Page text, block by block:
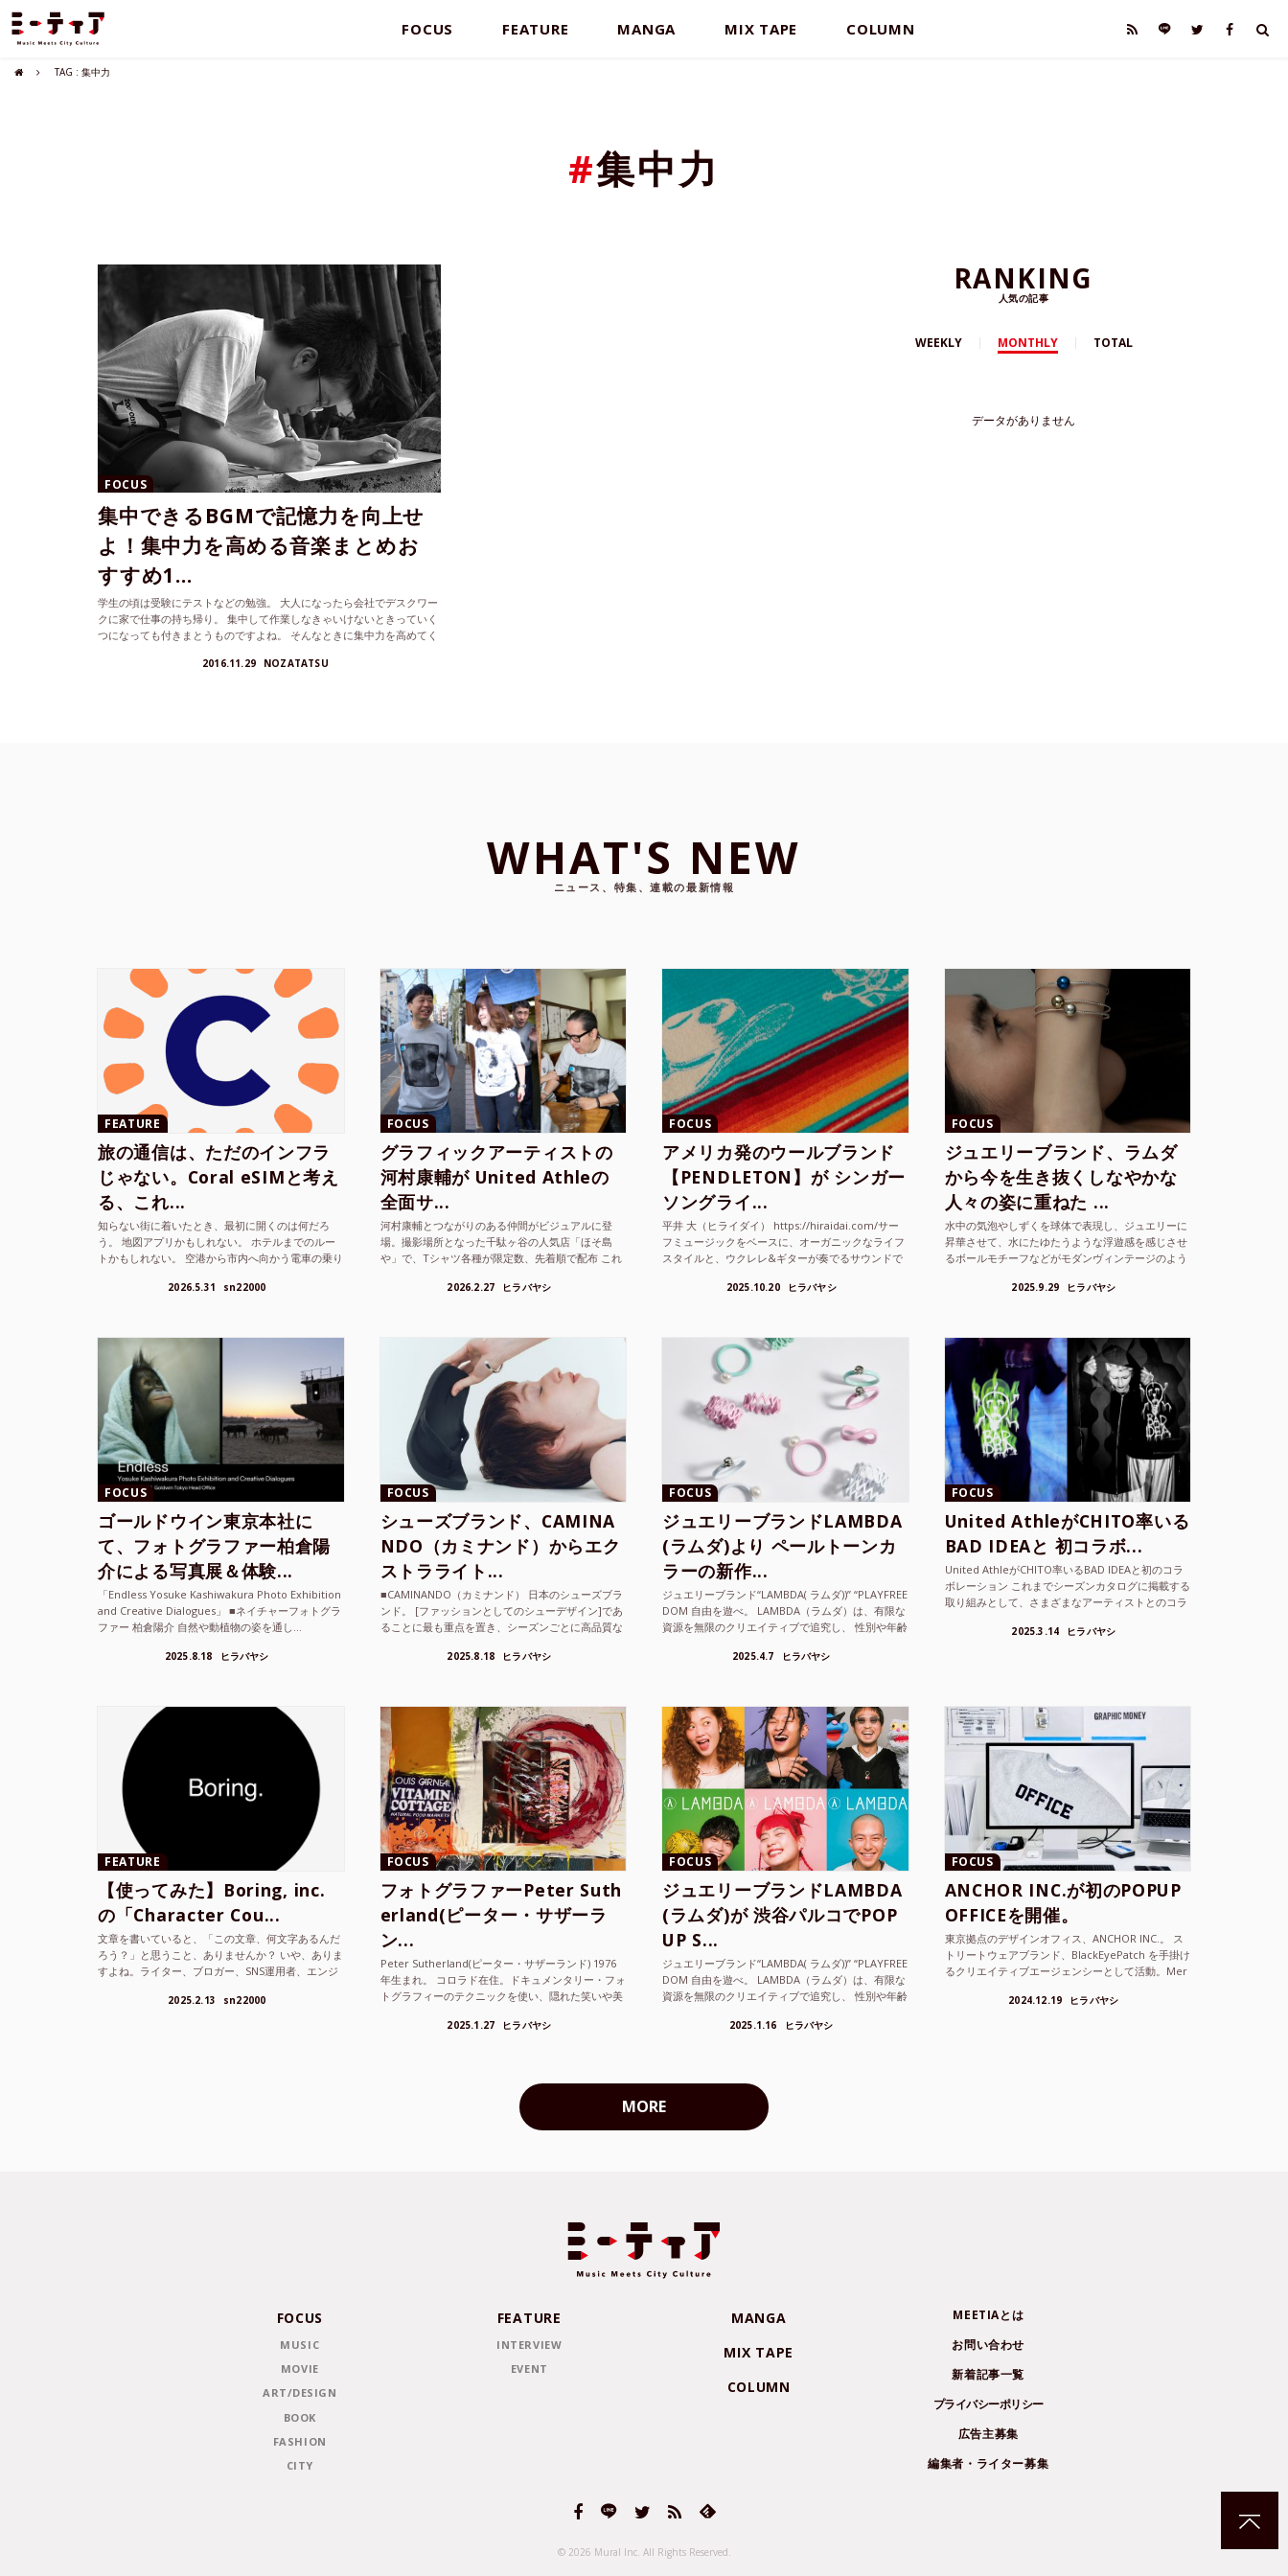
FOCUS FEATURE MANGA MIX TAPE COLUMN
TAG : 集中力
#集中力
FOCUS
集中できるBGMで記憶力を向上せ
よ！集中力を高める音楽まとめお
すすめ1...
学生の頃は受験にテストなどの勉強。 大人になったら会社でデスクワー
クに家で仕事の持ち帰り。 集中して作業しなきゃいけないときっていく
つになっても付きまとうものですよね。 そんなときに集中力を高めてく
2016.11.29 NOZATATSU
RANKING
人気の記事
WEEKLY MONTHLY TOTAL
データがありません
WHAT'S NEW
ニュース、特集、連載の最新情報
FEATURE
旅の通信は、ただのインフラ
じゃない。Coral eSIMと考え
る、これ...
知らない街に着いたとき、最初に開くのは何だろ
う。 地図アプリかもしれない。 ホテルまでのルー
トかもしれない。 空港から市内へ向かう電車の乗り
て、その街の空...2026.5.31 sn22000
FOCUS
グラフィックアーティストの
河村康輔が United Athleの
全面サ...
河村康輔とつながりのある仲間がビジュアルに登
場。撮影場所となった千駄ヶ谷の人気店「ほそ島
や」で、Tシャツ各種が限定数、先着順で配布 これ
2026.2.27 ヒラバヤシ
FOCUS
アメリカ発のウールブランド
【PENDLETON】が シンガー
ソングライ...
平井 大（ヒライダイ） https://hiraidai.com/サー
フミュージックをベースに、オーガニックなライフ
スタイルと、ウクレレ&ギターが奏でるサウンドで
2025.10.20 ヒラバヤシ
FOCUS
ジュエリーブランド、ラムダ
から今を生き抜くしなやかな
人々の姿に重ねた ...
水中の気泡やしずくを球体で表現し、ジュエリーに
昇華させて、水にたゆたうような浮遊感を感じさせ
るボールモチーフなどがモダンヴィンテージのよう
2025.9.29 ヒラバヤシ
FOCUS
ゴールドウイン東京本社に
て、フォトグラファー柏倉陽
介による写真展＆体験...
「Endless Yosuke Kashiwakura Photo Exhibition
and Creative Dialogues」 ■ネイチャーフォトグラ
ファー 柏倉陽介 自然や動植物の姿を通し...
2025.8.18 ヒラバヤシ
FOCUS
シューズブランド、CAMINA
NDO（カミナンド）からエク
ストラライト...
■CAMINANDO（カミナンド） 日本のシューズブラ
ンド。 [ファッションとしてのシューデザイン]であ
ることに最も重点を置き、シーズンごとに高品質な
2025.8.18 ヒラバヤシ
FOCUS
ジュエリーブランドLAMBDA
(ラムダ)より ペールトーンカ
ラーの新作...
ジュエリーブランド“LAMBDA( ラムダ))” “PLAYFREE
DOM 自由を遊べ。 LAMBDA（ラムダ）は、有限な
資源を無限のクリエイティブで追究し、 性別や年齢
2025.4.7 ヒラバヤシ
FOCUS
United AthleがCHITO率いる
BAD IDEAと 初コラボ...
United AthleがCHITO率いるBAD IDEAと初のコラ
ボレーション これまでシーズンカタログに掲載する
取り組みとして、さまざまなアーティストとのコラ
2025.3.14 ヒラバヤシ
FEATURE
【使ってみた】Boring, inc.
の「Character Cou...
文章を書いていると、「この文章、何文字あるんだ
ろう？」と思うこと、ありませんか？ いや、ありま
すよね。ライター、ブロガー、SNS運用者、エンジ
2025.2.13 sn22000
FOCUS
フォトグラファーPeter Suth
erland(ピーター・サザーラ
ン...
Peter Sutherland(ピーター・サザーランド) 1976
年生まれ。 コロラド在住。ドキュメンタリー・フォ
トグラフィーのテクニックを使い、隠れた笑いや美
2025.1.27 ヒラバヤシ
FOCUS
ジュエリーブランドLAMBDA
(ラムダ)が 渋谷パルコでPOP
UP S...
ジュエリーブランド“LAMBDA( ラムダ))” “PLAYFREE
DOM 自由を遊べ。 LAMBDA（ラムダ）は、有限な
資源を無限のクリエイティブで追究し、 性別や年齢
2025.1.16 ヒラバヤシ
FOCUS
ANCHOR INC.が初のPOPUP
OFFICEを開催。
東京拠点のデザインオフィス、ANCHOR INC.。 ス
トリートウェアブランド、BlackEyePatch を手掛け
るクリエイティブエージェンシーとして活動。Mer
2024.12.19 ヒラバヤシ
MORE
FOCUS
MUSIC
MOVIE
ART/DESIGN
BOOK
FASHION
CITY
FEATURE
INTERVIEW
EVENT
MANGA
MIX TAPE
COLUMN
MEETIAとは
お問い合わせ
新着記事一覧
プライバシーポリシー
広告主募集
編集者・ライター募集
© 2026 Mural Inc. All Rights Reserved.